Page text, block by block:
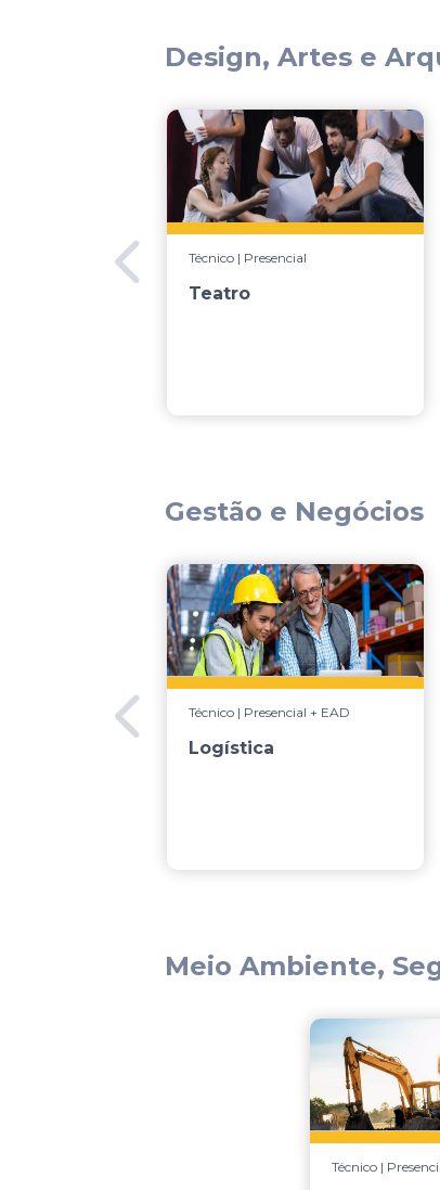
Design, Artes e
Técnico | Presencial
Teatro
Gestão e Negócios
Técnico | Presencial + EAD
Logística
Meio Ambiente,
Técnico |